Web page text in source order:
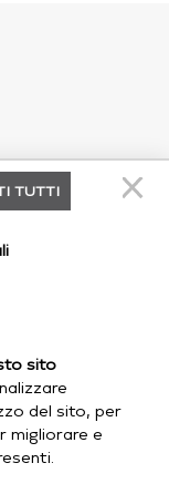
TUTTI
sito
del sito, per
migliorare e